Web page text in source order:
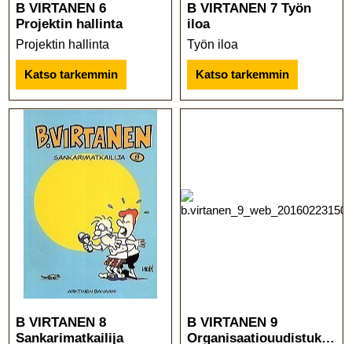
B VIRTANEN 6
Projektin hallinta
Projektin hallinta
Katso tarkemmin
B VIRTANEN 7 Työn
iloa
Työn iloa
Katso tarkemmin
B VIRTANEN 8
Sankarimatkailija
B VIRTANEN 9
Organisaatiouudistuksia